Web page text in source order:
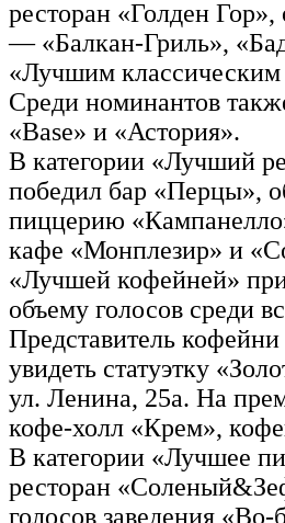
ресторан «Голден
— «Балкан-Гриль»,
«Лучшим классическим
Среди номинантов
«Base» и «Астория».
В категории «Лучший
победил бар «Перцы»,
пиццерию
кафе «Монплезир» и
«Лучшей кофейней»
объему голосов среди
Представитель
увидеть статуэтку
ул. Ленина, 25а. На
кофе-холл «Крем»,
В категории «Лучшее
ресторан
голосов заведения